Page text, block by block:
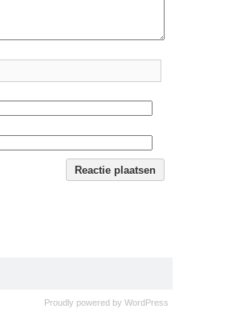
Proudly powered by WordPress